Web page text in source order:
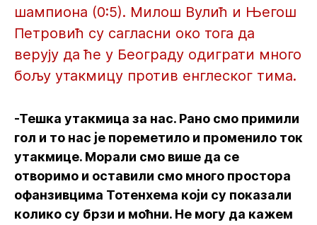
шампиона (0:5). Милош Вулић и Његош
Петровић су сагласни око тога да
верују да ће у Београду одиграти много
бољу утакмицу против енглеског тима.
-Тешка утакмица за нас. Рано смо примили
гол и то нас је пореметило и променило ток
утакмице. Морали смо више да се
отворимо и оставили смо много простора
офанзивцима Тотенхема који су показали
колико су брзи и моћни. Не могу да кажем